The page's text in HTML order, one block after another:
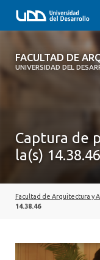
FACULTAD DE
UNIVERSIDAD DEL
FACULTAD DE
CARRERA
MAGÍSTER
VINCULACIÓN CON EL
Captura de
la(s) 14.38.46
Facultad de Arquitectura y
14.38.46